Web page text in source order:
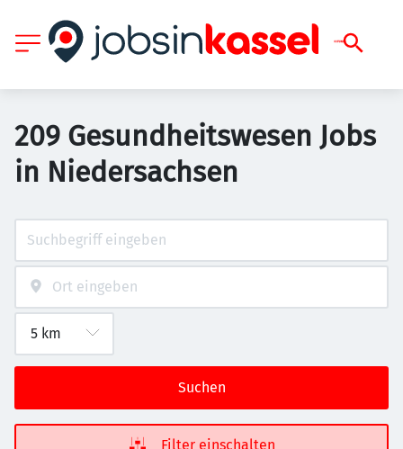
209 Gesundheitswesen Jobs
in Niedersachsen
Suchen
Filter einschalten